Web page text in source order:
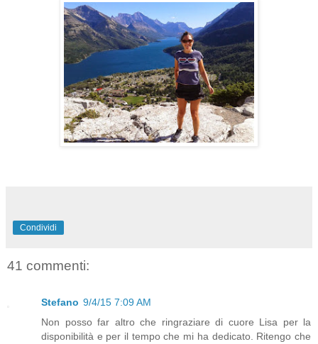
Condividi
41 commenti:
Stefano 9/4/15 7:09 AM
Non posso far altro che ringraziare di cuore Lisa per la
disponibilità e per il tempo che mi ha dedicato. Ritengo che